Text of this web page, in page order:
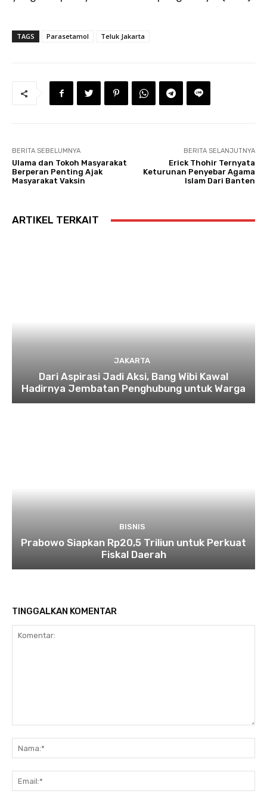
TAGS Parasetamol Teluk Jakarta
BERITA SEBELUMNYA
Ulama dan Tokoh Masyarakat
Berperan Penting Ajak
Masyarakat Vaksin
BERITA SELANJUTNYA
Erick Thohir Ternyata
Keturunan Penyebar Agama
Islam Dari Banten
ARTIKEL TERKAIT
JAKARTA
Dari Aspirasi Jadi Aksi, Bang Wibi Kawal
Hadirnya Jembatan Penghubung untuk Warga
BISNIS
Prabowo Siapkan Rp20,5 Triliun untuk Perkuat
Fiskal Daerah
TINGGALKAN KOMENTAR